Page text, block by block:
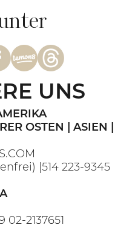
OSTEN | ASIEN |
|514 223-9345
02-2137651
UNS